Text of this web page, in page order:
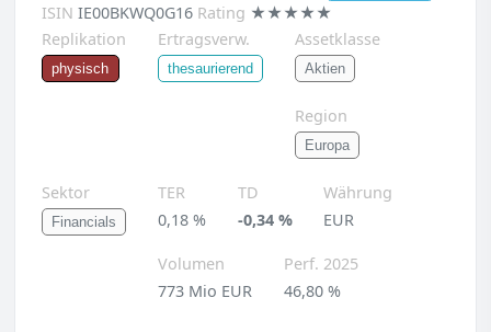
ISIN IE00BKWQ0G16 Rating ★★★★★
Replikation
physisch
Ertragsverw.
thesaurierend
Assetklasse
Aktien
Region
Europa
Sektor
Financials
TER
0,18 %
TD
-0,34 %
Währung
EUR
Volumen
773 Mio EUR
Perf. 2025
46,80 %